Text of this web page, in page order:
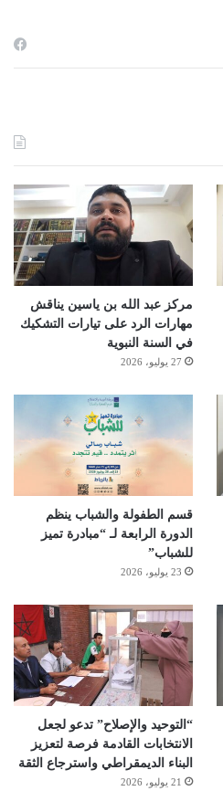
مركز عبد الله بن ياسين يناقش
مهارات الرد على تيارات التشكيك
في السنة النبوية
27 يوليو، 2026
قسم الطفولة والشباب ينظم
الدورة الرابعة لـ “مبادرة تميز
للشباب”
23 يوليو، 2026
“التوحيد والإصلاح” تدعو لجعل
الانتخابات القادمة فرصة لتعزيز
البناء الديمقراطي واسترجاع الثقة
21 يوليو، 2026